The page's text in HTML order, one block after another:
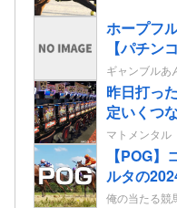
ホープフ
【パチン
ギャンブルあ
昨日打っ
定いくつ
マトメンタル
【POG
ルタの
情報
俺の当たる競